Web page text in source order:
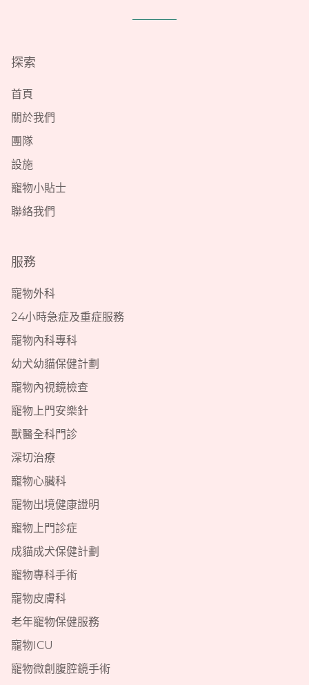
探索
首頁
關於我們
團隊
設施
寵物小貼士
聯絡我們
服務
寵物外科
24小時急症及重症服務
寵物內科專科
幼犬幼貓保健計劃
寵物內視鏡檢查
寵物上門安樂針
獸醫全科門診
深切治療
寵物心臟科
寵物出境健康證明
寵物上門診症
成貓成犬保健計劃
寵物專科手術
寵物皮膚科
老年寵物保健服務
寵物ICU
寵物微創腹腔鏡手術